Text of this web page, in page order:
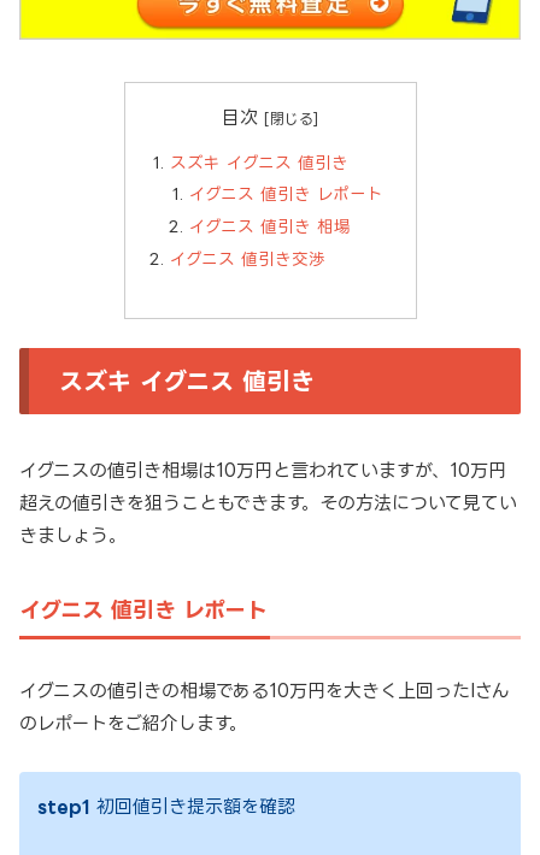
目次
スズキ イグニス 値引き
イグニス 値引き レポート
イグニス 値引き 相場
イグニス 値引き交渉
スズキ イグニス 値引き
イグニスの値引き相場は10万円と言われていますが、10万円
超えの値引きを狙うこともできます。その方法について見てい
きましょう。
イグニス 値引き レポート
イグニスの値引きの相場である10万円を大きく上回ったIさん
のレポートをご紹介します。
step1 初回値引き提示額を確認